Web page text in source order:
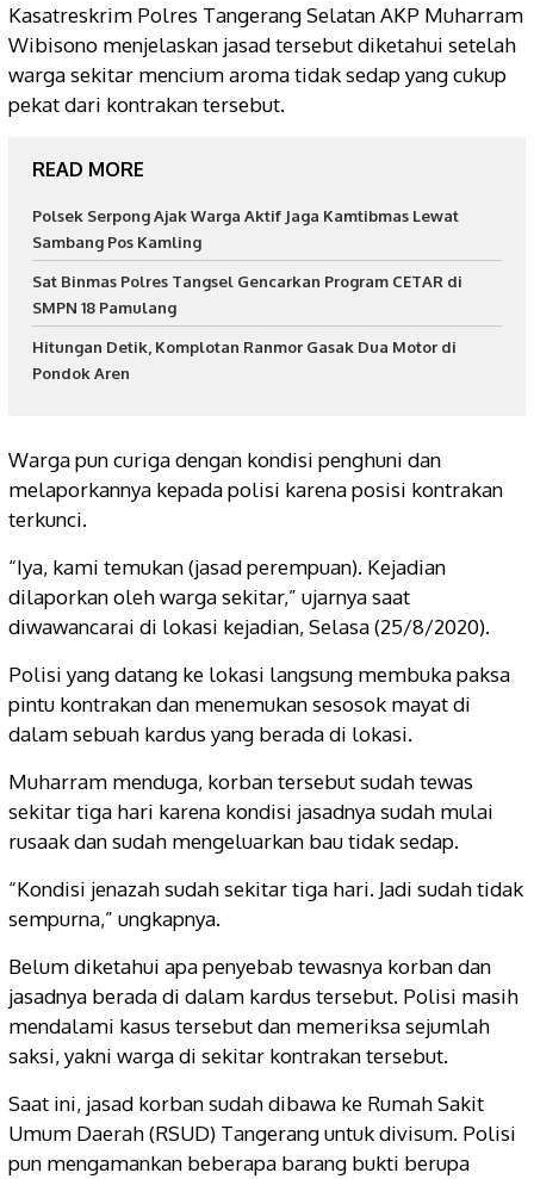
Kasatreskrim Polres Tangerang Selatan AKP Muharram
Wibisono menjelaskan jasad tersebut diketahui setelah
warga sekitar mencium aroma tidak sedap yang cukup
pekat dari kontrakan tersebut.
READ MORE
Polsek Serpong Ajak Warga Aktif Jaga Kamtibmas Lewat
Sambang Pos Kamling
Sat Binmas Polres Tangsel Gencarkan Program CETAR di
SMPN 18 Pamulang
Hitungan Detik, Komplotan Ranmor Gasak Dua Motor di
Pondok Aren
Warga pun curiga dengan kondisi penghuni dan
melaporkannya kepada polisi karena posisi kontrakan
terkunci.
“Iya, kami temukan (jasad perempuan). Kejadian
dilaporkan oleh warga sekitar,” ujarnya saat
diwawancarai di lokasi kejadian, Selasa (25/8/2020).
Polisi yang datang ke lokasi langsung membuka paksa
pintu kontrakan dan menemukan sesosok mayat di
dalam sebuah kardus yang berada di lokasi.
Muharram menduga, korban tersebut sudah tewas
sekitar tiga hari karena kondisi jasadnya sudah mulai
rusaak dan sudah mengeluarkan bau tidak sedap.
“Kondisi jenazah sudah sekitar tiga hari. Jadi sudah tidak
sempurna,” ungkapnya.
Belum diketahui apa penyebab tewasnya korban dan
jasadnya berada di dalam kardus tersebut. Polisi masih
mendalami kasus tersebut dan memeriksa sejumlah
saksi, yakni warga di sekitar kontrakan tersebut.
Saat ini, jasad korban sudah dibawa ke Rumah Sakit
Umum Daerah (RSUD) Tangerang untuk divisum. Polisi
pun mengamankan beberapa barang bukti berupa